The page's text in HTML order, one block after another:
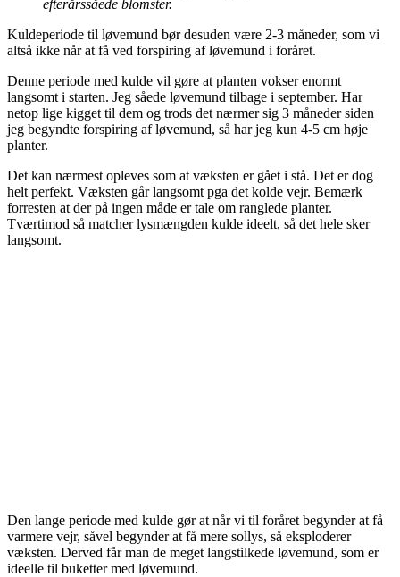
efterårssåede blomster.
Kuldeperiode til løvemund bør desuden være 2-3 måneder, som vi
altså ikke når at få ved forspiring af løvemund i foråret.
Denne periode med kulde vil gøre at planten vokser enormt
langsomt i starten. Jeg såede løvemund tilbage i september. Har
netop lige kigget til dem og trods det nærmer sig 3 måneder siden
jeg begyndte forspiring af løvemund, så har jeg kun 4-5 cm høje
planter.
Det kan nærmest opleves som at væksten er gået i stå. Det er dog
helt perfekt. Væksten går langsomt pga det kolde vejr. Bemærk
forresten at der på ingen måde er tale om ranglede planter.
Tværtimod så matcher lysmængden kulde ideelt, så det hele sker
langsomt.
Den lange periode med kulde gør at når vi til foråret begynder at få
varmere vejr, såvel begynder at få mere sollys, så eksploderer
væksten. Derved får man de meget langstilkede løvemund, som er
ideelle til buketter med løvemund.